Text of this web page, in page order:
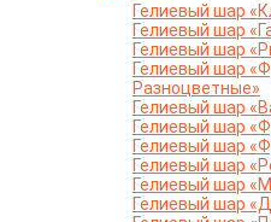
Гелиевый шар
Гелиевый шар
Гелиевый шар
Гелиевый шар
Разноцветные»
Гелиевый шар
Гелиевый шар
Гелиевый шар
Гелиевый шар
Гелиевый шар
Гелиевый шар